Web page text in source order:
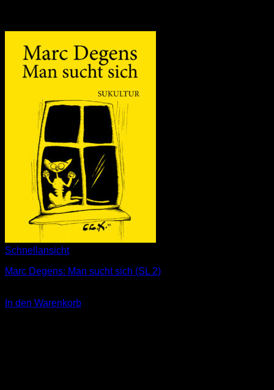
Schnellansicht
Marc Degens: Man sucht sich (SL 2)
In den Warenkorb